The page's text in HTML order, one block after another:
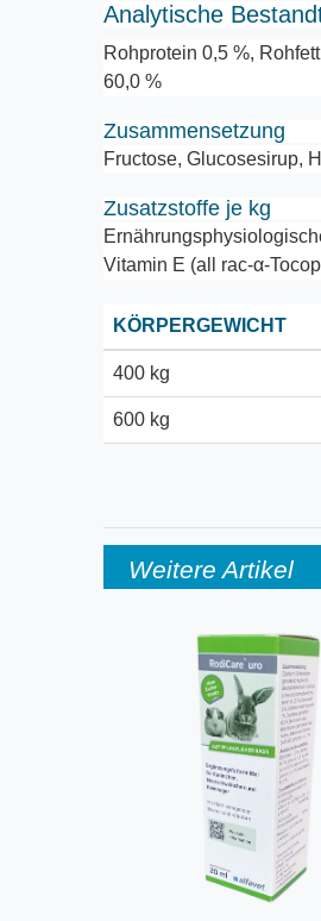
Analytische
Rohprotein 0,5 %,
60,0 %
Zusammensetzung
Fructose, Glucosesirup,
Zusatzstoffe je kg
Vitamin E (all rac-α-
KÖRPERGEWICHT
400 kg
600 kg
Weitere Artikel